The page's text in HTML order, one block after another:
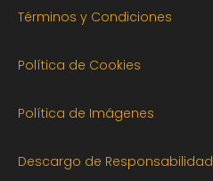
Términos y Condiciones
Política de Cookies
Política de Imágenes
Descargo de Responsabilidad